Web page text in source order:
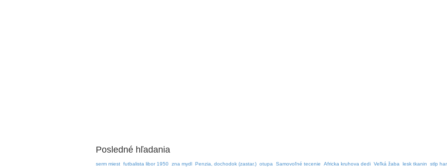
Posledné hľadania
serm miest futbalista libor 1950 zna mydl Penzia, dochodok (zastar.) otupa Samovoľné tecenie Africka kruhova dedi Veľká žaba lesk tkanin stlp